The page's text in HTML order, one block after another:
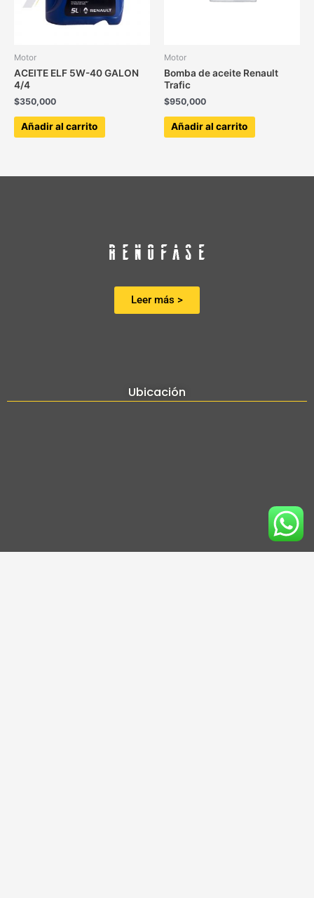
Motor
ACEITE ELF 5W-40 GALON
4/4
$350,000
Añadir al carrito
Motor
Bomba de aceite Renault
Trafic
$950,000
Añadir al carrito
Leer más >
Ubicación